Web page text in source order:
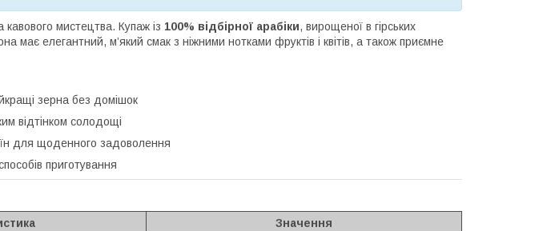
мистецтва. Купаж із 100% відбірної арабіки, вирощеної в гірських
має елегантний, м’який смак з ніжними нотками фруктів і квітів, а також приємне
зерна без домішок
відтінком солодощі
для щоденного задоволення
приготування
Значення